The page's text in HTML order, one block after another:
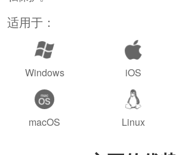
适用于：
Windows iOS
macOS Linux